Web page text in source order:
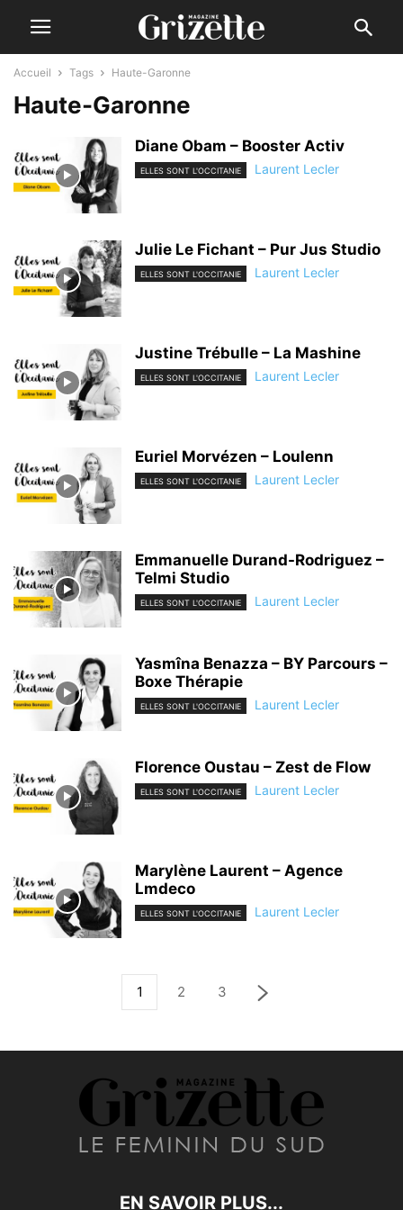
Accueil Tags Haute-Garonne
Haute-Garonne
Diane Obam – Booster Activ
ELLES SONT L'OCCITANIE Laurent Lecler
Julie Le Fichant – Pur Jus Studio
ELLES SONT L'OCCITANIE Laurent Lecler
Justine Trébulle – La Mashine
ELLES SONT L'OCCITANIE Laurent Lecler
Euriel Morvézen – Loulenn
ELLES SONT L'OCCITANIE Laurent Lecler
Emmanuelle Durand-Rodriguez –
Telmi Studio
ELLES SONT L'OCCITANIE Laurent Lecler
Yasmîna Benazza – BY Parcours –
Boxe Thérapie
ELLES SONT L'OCCITANIE Laurent Lecler
Florence Oustau – Zest de Flow
ELLES SONT L'OCCITANIE Laurent Lecler
Marylène Laurent – Agence
Lmdeco
ELLES SONT L'OCCITANIE Laurent Lecler
1 2 3
EN SAVOIR PLUS...